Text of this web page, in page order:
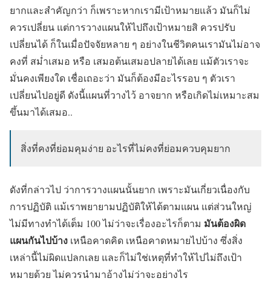
ยากและสำคัญกว่า ก็เพราะหากเรามีเป้าหมายแล้ว มันก็ไม่
ควรเปลี่ยน แต่การวางแผนให้ไปถึงเป้าหมายสิ ควรปรับ
เปลี่ยนได้ ก็ในเมื่อปัจจัยหลาย ๆ อย่างในชีวิตคนเรามันไม่อาจ
คงที่ สม่ำเสมอ หรือ เสมอต้นเสมอปลายได้เลย แม้ตัวเราจะ
มั่นคงเพียงใด เชื่อเถอะว่า มันก็ต้องมีอะไรรอบ ๆ ตัวเรา
เปลี่ยนไปอยู่ดี ดังนี้แผนที่วางไว้ อาจยาก หรือเกิดไม่เหมาะสม
ขึ้นมาได้เสมอ..
สิ่งที่คงที่ย่อมคุมง่าย อะไรที่ไม่คงที่ย่อมควบคุมยาก
ดังที่กล่าวไป ว่าการวางแผนนั้นยาก เพราะมันเกี่ยวเนื่องกับ
การปฏิบัติ แม้เราพยายามปฏิบัติให้ได้ตามแผน แต่ส่วนใหญ่
ไม่มีทางทำได้เต็ม 100 ไม่ว่าจะเรื่องอะไรก็ตาม มันต้องผิด
แผนกันไปบ้าง เหนือคาดคิด เหนือคาดหมายไปบ้าง ซึ่งสิ่ง
เหล่านี้ไม่ผิดแปลกเลย และก็ไม่ใช่เหตุที่ทำให้ไปไม่ถึงเป้า
หมายด้วย ไม่ควรนำมาอ้างไม่ว่าจะอย่างไร